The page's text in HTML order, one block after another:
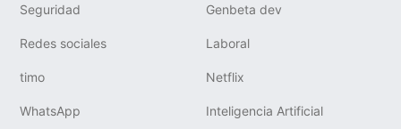
Seguridad Genbeta dev
Redes sociales Laboral
timo Netflix
WhatsApp Inteligencia Artificial